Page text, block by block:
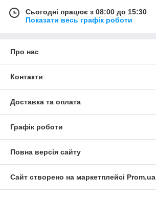
Сьогодні працює з 08:00 до 15:30
Показати весь графік роботи
Про нас
Контакти
Доставка та оплата
Графік роботи
Повна версія сайту
Сайт створено на маркетплейсі Prom.ua